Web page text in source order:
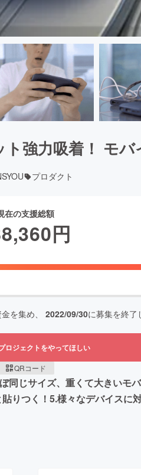
強力吸着！ モバ
プロダクト
在の支援総額
円
を集め、 2022/09/30に募集を終了
ロジェクトをやってほしい
QRコード
じサイズ、重くて大きいモ
りつく！5.様々なデバイスに